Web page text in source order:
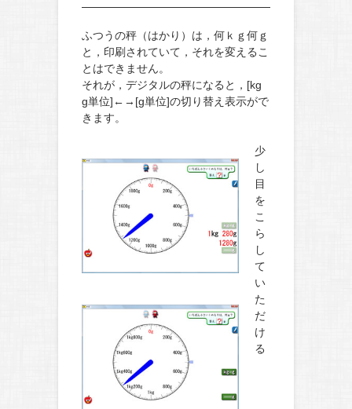
ふつうの秤（はかり）は，何ｋｇ何ｇ
と，印刷されていて，それを変えるこ
とはできません。
それが，デジタルの秤になると，[kg
g単位]←→[g単位]の切り替え表示がで
きます。
少
し
目
を
こ
ら
し
て
い
た
だ
け
る